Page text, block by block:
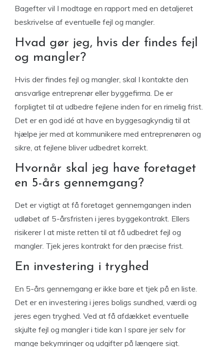
Bagefter vil I modtage en rapport med en detaljeret
beskrivelse af eventuelle fejl og mangler.
Hvad gør jeg, hvis der findes fejl
og mangler?
Hvis der findes fejl og mangler, skal I kontakte den
ansvarlige entreprenør eller byggefirma. De er
forpligtet til at udbedre fejlene inden for en rimelig frist.
Det er en god idé at have en byggesagkyndig til at
hjælpe jer med at kommunikere med entreprenøren og
sikre, at fejlene bliver udbedret korrekt.
Hvornår skal jeg have foretaget
en 5-års gennemgang?
Det er vigtigt at få foretaget gennemgangen inden
udløbet af 5-årsfristen i jeres byggekontrakt. Ellers
risikerer I at miste retten til at få udbedret fejl og
mangler. Tjek jeres kontrakt for den præcise frist.
En investering i tryghed
En 5-års gennemgang er ikke bare et tjek på en liste.
Det er en investering i jeres boligs sundhed, værdi og
jeres egen tryghed. Ved at få afdækket eventuelle
skjulte fejl og mangler i tide kan I spare jer selv for
mange bekymringer og udgifter på længere sigt.